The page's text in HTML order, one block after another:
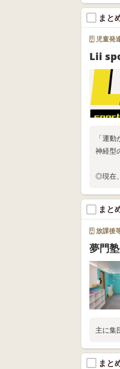
まと
児童発
Lii
「運
神経型
◎現在
◎スタ
お電話
まと
放課後
夢門
主に集
まと